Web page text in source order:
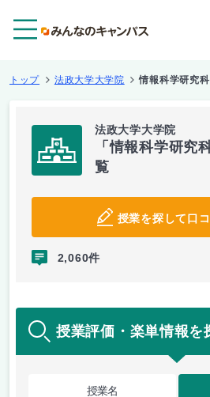
トップ 法政大学大学院 情報科学研究科
法政大学大学院
「情報科学研究
覧
授業を探して口
2,060件
授業評価・楽単情報を
授業名